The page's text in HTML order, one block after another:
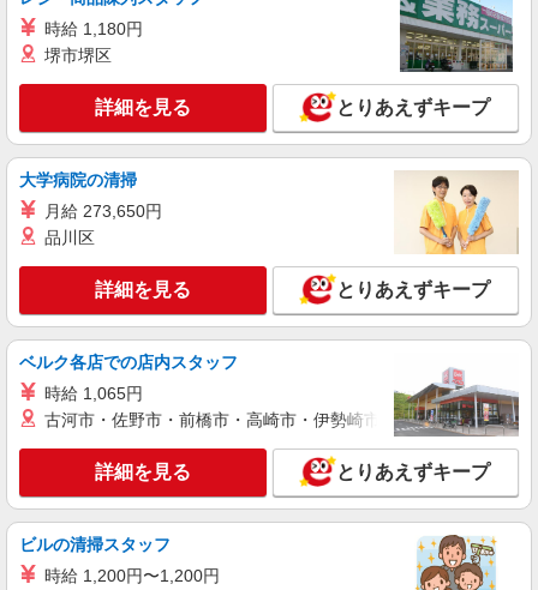
23,500円 〜 26,200円（15時間相当） ＊＿ 試用期
間あり 6ヶ月 月給25万円以上 ※経験・能力による
【試用期間】月給 233500 円 〜 260200 円
■ワイモバイルイオンモール座間店 神奈川県座
間市広野台2丁目10‐4 イオンモール
キープ 詳細を見る
正社員
ソフトバンクイオンモール座間店
ソフトバンクショップの携帯販売スタッフ
月給 233,500円 〜 260,200円 固定残業代:
23,500円 〜 26,200円（15時間相当） ＊＿ 試用期
間あり 6ヶ月 月給25万円以上 ※経験・能力による
【試用期間】月給 233500 円 〜 260200 円
■ソフトバンクイオンモール座間店 神奈川県
座間市 広野台2丁目 10‐4 イオンモール座間3F
キープ 詳細を見る
ソフトバンク座間店
ソフトバンクショップの携帯販売スタッフ
月給 233,500円 〜 260,200円 固定残業代:
23,500円 〜 26,200円（15時間相当） ＊＿ 試用期
間あり 6ヶ月 ※経験・能力による 【試用期間】月
給 233500 円 〜 260200 円
■ソフトバンク座間店 神奈川県 座間市 座間2
時給 1,180円
堺市堺区
詳細を見る とりあえずキープ
大学病院の清掃
月給 273,650円
品川区
詳細を見る とりあえずキープ
ベルク各店での店内スタッフ
時給 1,065円
古河市・佐野市・前橋市・高崎市・伊勢崎市・太田市・館林市
詳細を見る とりあえずキープ
ビルの清掃スタッフ
時給 1,200円〜1,200円